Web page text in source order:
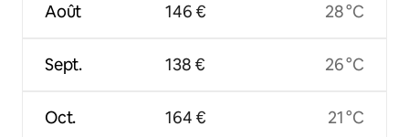
Août
Sept.
Oct.
146 €
138 €
164 €
28 °C
26 °C
21 °C